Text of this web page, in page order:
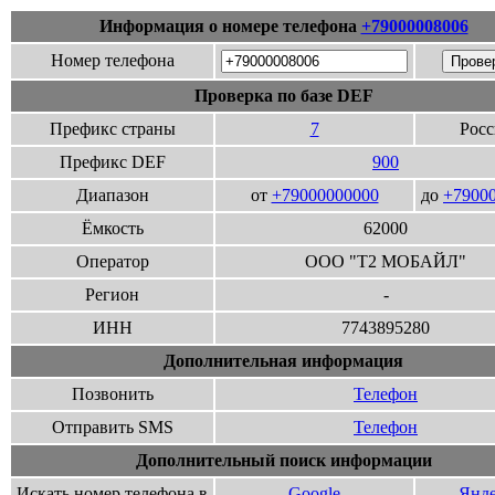
Информация о номере телефона +79000008006
Номер телефона
Проверка по базе DEF
Префикс страны
7
Префикс DEF
900
Диапазон
от +79000000000 до
Ёмкость
62000
Оператор
ООО "Т2 МОБАЙЛ"
Регион
-
ИНН
7743895280
Дополнительная информация
Позвонить
Телефон
Отправить SMS
Телефон
Дополнительный поиск информации